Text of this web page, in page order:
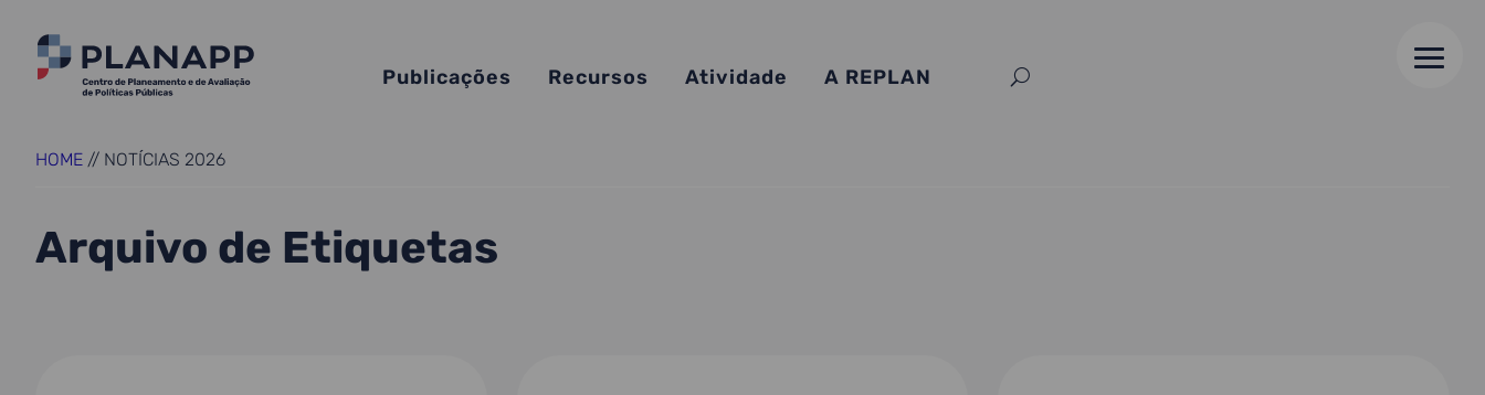
Publicações Recursos Atividade A REPLAN
HOME // NOTÍCIAS 2026
Arquivo de Etiquetas